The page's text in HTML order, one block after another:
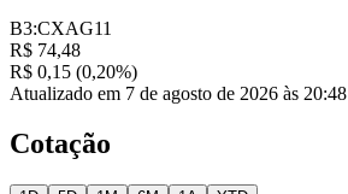
B3:CXAG11
R$ 74,48
R$ 0,15 (0,20%)
Atualizado em 7 de agosto de 2026 às 20:48
Cotação